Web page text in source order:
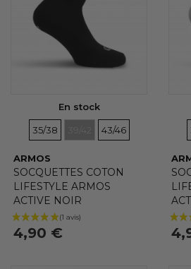
SOUS-CATÉGORIES
Aucun choix disponible pour ce
En stock
TAILLES
35/38
TAILLESTAILLES
43/46
ARMOS
SOCQUETTES COTON
LIFESTYLE ARMOS
ACTIVE NOIR
4,90 €